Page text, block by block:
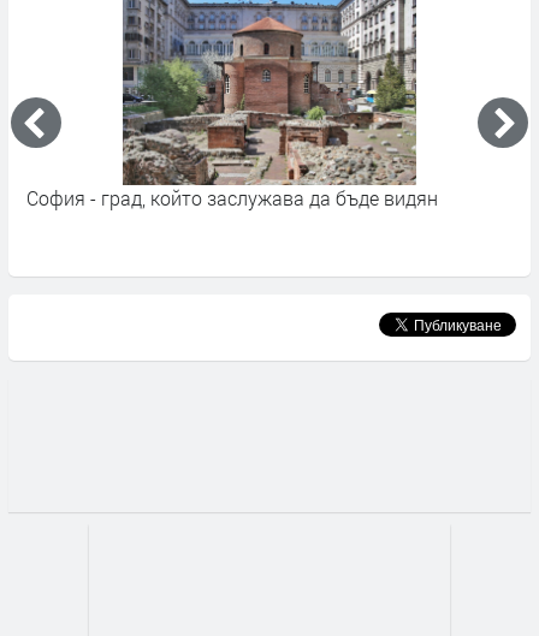
София - град, който заслужава да бъде видян